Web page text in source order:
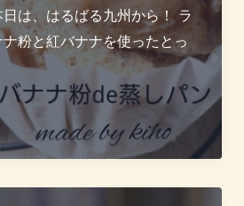
は、はるばる九州から！ ラ
粉と紅バナナを使ったとっ